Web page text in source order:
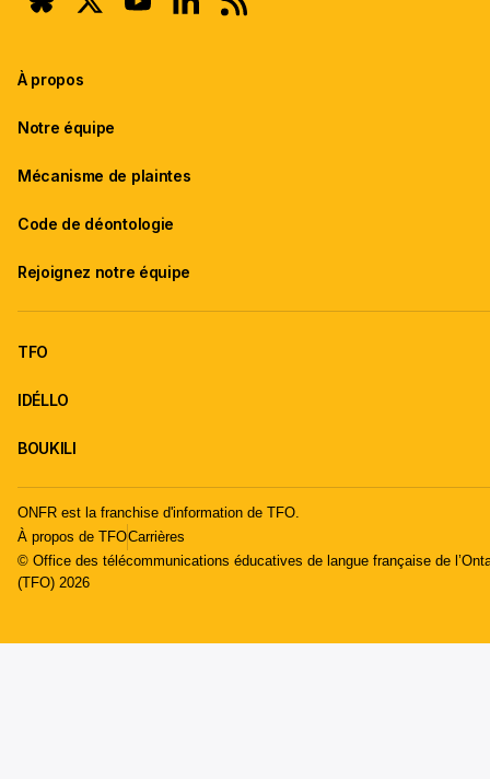
À propos
Notre équipe
Mécanisme de plaintes
Code de déontologie
Rejoignez notre équipe
TFO
IDÉLLO
BOUKILI
ONFR est la franchise d'information de TFO.
À propos de TFOCarrières
© Office des télécommunications éducatives de langue française de
(TFO) 2026